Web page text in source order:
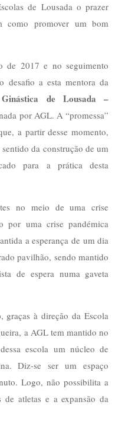
de Lousada o prazer
como promover um bom
de 2017 e no seguimento
desafio a esta mentora da
de Lousada –
por AGL. A “promessa”
a partir desse momento,
da construção de um
para a prática desta
no meio de uma crise
por uma crise pandémica
a esperança de um dia
pavilhão, sendo mantido
de espera numa gaveta
graças à direção da Escola
a AGL tem mantido no
escola um núcleo de
Diz-se ser um espaço
Logo, não possibilita a
de atletas e a expansão da